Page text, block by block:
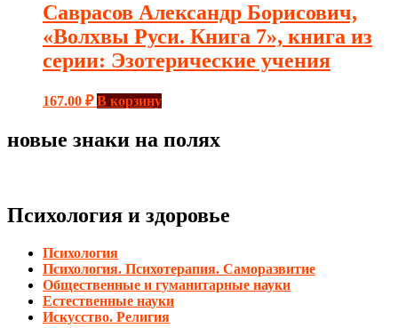
Саврасов Александр Борисович,
«Волхвы Руси. Книга 7», книга из
серии: Эзотерические учения
167.00 ₽ В корзину
новые знаки на полях
Психология и здоровье
Психология
Психология. Психотерапия. Саморазвитие
Общественные и гуманитарные науки
Естественные науки
Искусство. Религия